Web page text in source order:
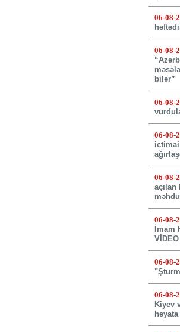
06-08-
06-08-
bilər”
06-08-
06-08-
ictimai
06-08-
06-08-
İmam
VİDEO
06-08-
06-08-
Kiyev